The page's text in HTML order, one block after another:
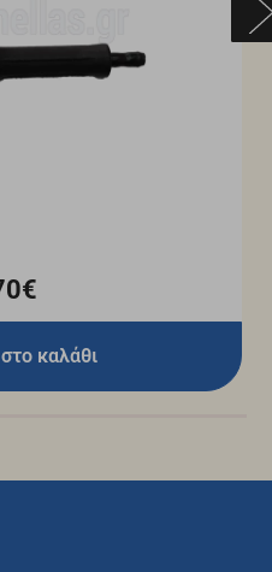
καλάθι